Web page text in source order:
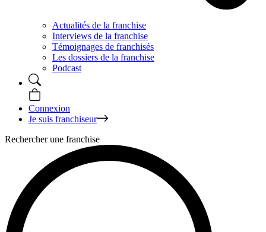
Actualités de la franchise
Interviews de la franchise
Témoignages de franchisés
Les dossiers de la franchise
Podcast
Connexion
Je suis franchiseur
Rechercher une franchise